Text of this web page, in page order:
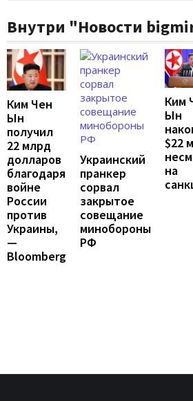
Внутри "Новости
Ким Чен
Ын
получил
22 млрд
долларов
благодаря
войне
России
против
Украины,
—
Bloomberg
Украинский
пранкер
сорвал
закрытое
совещание
минобороны
РФ
Ким
Ын
$22
на